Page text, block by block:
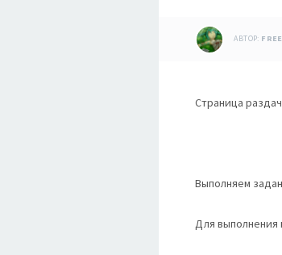
АВТОР:
Страница
Выполняем
Для выполнения